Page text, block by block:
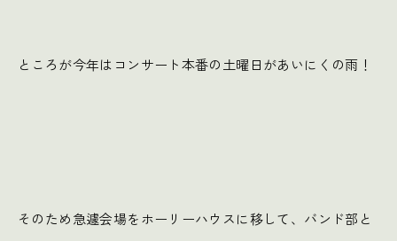
ところが今年はコンサート本番の土曜日があいにくの雨！
そのため急遽会場をホーリーハウスに移して、バンド部と